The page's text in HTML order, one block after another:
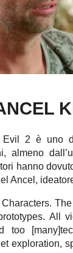
Evil 2 è uno
almeno
hanno
Ancel,
Characters.
All
too
exploration,